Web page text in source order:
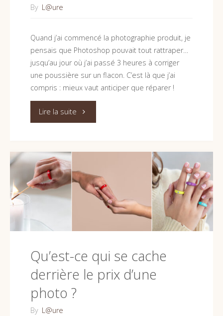
aider)"
By L@ure
Quand j’ai commencé la photographie produit, je
pensais que Photoshop pouvait tout rattraper…
jusqu’au jour où j’ai passé 3 heures à corriger
une poussière sur un flacon. C’est là que j’ai
compris : mieux vaut anticiper que réparer !
Lire la suite "Photographes
:
4
erreurs
font
perdre
Qu’est-ce qui se cache
derrière le prix d’une
photo ?
By L@ure